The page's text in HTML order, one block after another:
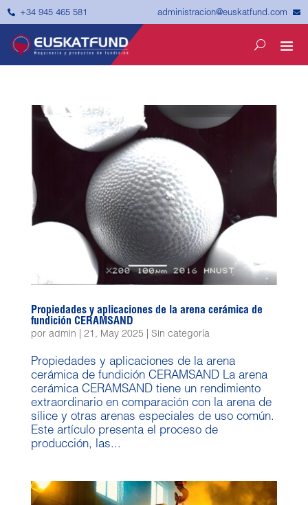
 +34 945 465 581 administracion@euskatfund.com 
Propiedades y aplicaciones de la arena cerámica de
fundición CERAMSAND
por admin 21, May 2025 Sin categoría
Propiedades y aplicaciones de la arena
cerámica de fundición CERAMSAND La arena
cerámica CERAMSAND tiene un rendimiento
extraordinario en comparación con la arena de
sílice y otras arenas especiales de uso común.
Este artículo presenta el proceso de
producción, las...